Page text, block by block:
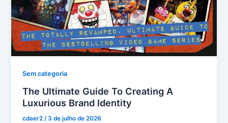
Sem categoria
The Ultimate Guide To Creating A
Luxurious Brand Identity
cdaer2/3 de julho de 2026